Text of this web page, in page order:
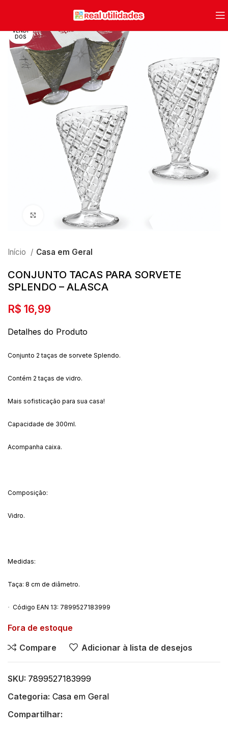
VENDI
DOS
Clique para ampliar
Início Casa em Geral
CONJUNTO TACAS PARA SORVETE
SPLENDO – ALASCA
R$ 16,99
Detalhes do Produto
Conjunto 2 taças de sorvete Splendo.
Contém 2 taças de vidro.
Mais sofisticação para sua casa!
Capacidade de 300ml.
Acompanha caixa.
Composição:
Vidro.
Medidas:
Taça: 8 cm de diâmetro.
· Código EAN 13: 7899527183999
Fora de estoque
Compare
Adicionar à lista de desejos
SKU: 7899527183999
Categoria: Casa em Geral
Compartilhar: